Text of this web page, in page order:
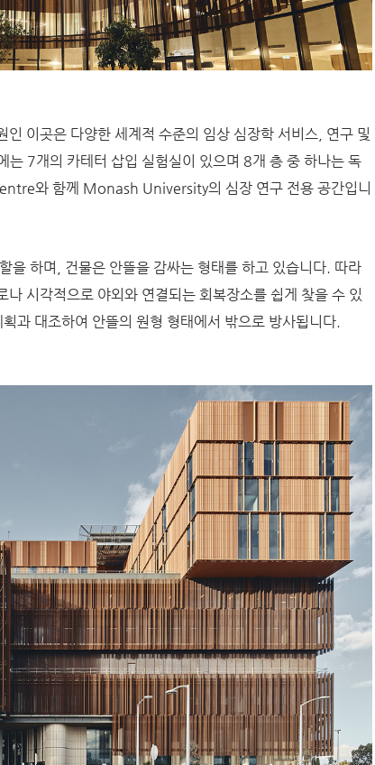
이곳은 다양한 세계적 수준의 임상 심장학 서비스, 연구 및
7개의 카테터 삽입 실험실이 있으며 8개 층 중 하나는 독
와 함께 Monash University의 심장 연구 전용 공간입니
을 하며, 건물은 안뜰을 감싸는 형태를 하고 있습니다. 따라
시각적으로 야외와 연결되는 회복장소를 쉽게 찾을 수 있
과 대조하여 안뜰의 원형 형태에서 밖으로 방사됩니다.